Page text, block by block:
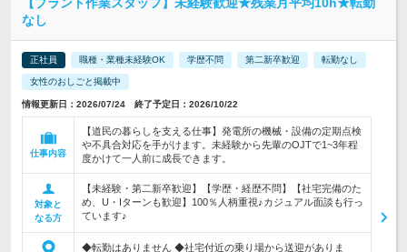
なし
正社員 職種・業種未経験OK 学歴不問 第二新卒歓迎 転勤なし
女性のおしごと掲載中
情報更新日：2026/07/24 終了予定日：2026/10/22
仕事内容
【道民の暮らしを支える仕事】発電所の機械・設備の定期点検
や不具合対応を手がけます。未経験から先輩のOJTで1~3年程
度かけて一人前に成長できます。
対象と
なる方
【未経験・第二新卒歓迎】【学歴・経歴不問】【社宅完備のた
め、U・Iターンも歓迎】100％人柄重視♪カジュアル面談も行っ
ています♪
◆転勤はありません ◆社宅付近の乗り場から送迎がありま